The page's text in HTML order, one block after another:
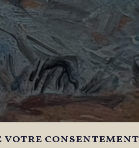
votre consentement